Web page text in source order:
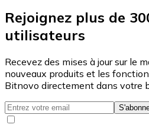
Rejoignez plus de
utilisateurs
Recevez des mises à jour sur le
nouveaux produits et les
Bitnovo directement dans votre